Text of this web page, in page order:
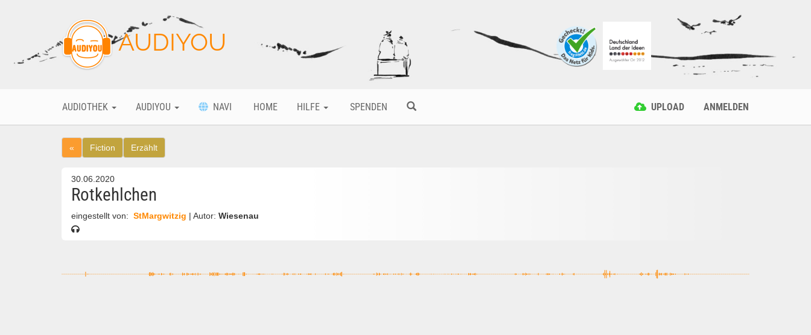
AUDIYOU
AUDIOTHEK AUDIYOU NAVI HOME HILFE SPENDEN UPLOAD ANMELDEN
« Fiction Erzählt
30.06.2020
Rotkehlchen
eingestellt von: StMargwitzig | Autor: Wiesenau